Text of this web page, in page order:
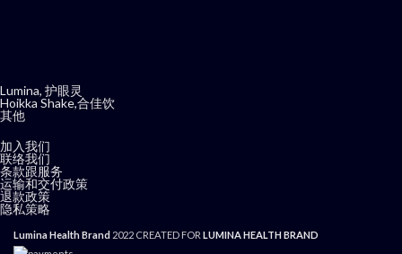
Lumina, 护眼灵
Hoikka Shake,合佳饮
其他
加入我们
联络我们
条款跟服务
运输和交付政策
退款政策
隐私策略
Lumina Health Brand 2022 CREATED FOR LUMINA HEALTH BRAND